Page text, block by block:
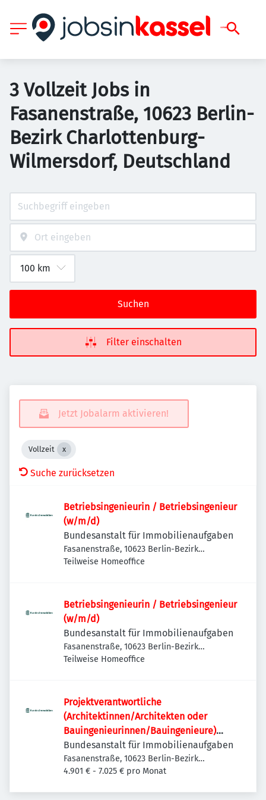
3 Vollzeit Jobs in
Fasanenstraße, 10623 Berlin-
Bezirk Charlottenburg-
Wilmersdorf, Deutschland
Suchen
Filter einschalten
Jetzt Jobalarm aktivieren!
Vollzeit
Suche zurücksetzen
Betriebsingenieurin / Betriebsingenieur
(w/m/d)
Bundesanstalt für Immobilienaufgaben
Fasanenstraße, 10623 Berlin-Bezirk
Charlottenburg-Wilmersdorf, Deutschland
Teilweise Homeoffice
Betriebsingenieurin / Betriebsingenieur
(w/m/d)
Bundesanstalt für Immobilienaufgaben
Fasanenstraße, 10623 Berlin-Bezirk
Charlottenburg-Wilmersdorf, Deutschland
Teilweise Homeoffice
Projektverantwortliche
(Architektinnen/Architekten oder
Bauingenieurinnen/Bauingenieure)
(w/m/d)
Bundesanstalt für Immobilienaufgaben
Fasanenstraße, 10623 Berlin-Bezirk
Charlottenburg-Wilmersdorf, Deutschland
4.901 € - 7.025 € pro Monat